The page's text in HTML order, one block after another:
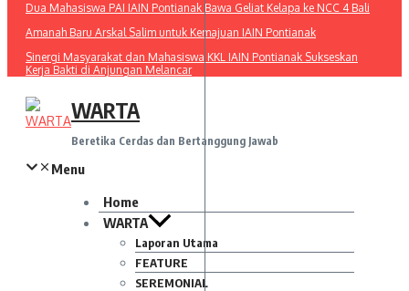
Dua Mahasiswa PAI IAIN Pontianak Bawa Geliat Kelapa ke NCC 4 Bali
Amanah Baru Arskal Salim untuk Kemajuan IAIN Pontianak
Sinergi Masyarakat dan Mahasiswa KKL IAIN Pontianak Sukseskan
Kerja Bakti di Anjungan Melancar
WARTA
Beretika Cerdas dan Bertanggung Jawab
Menu
Home
WARTA
Laporan Utama
FEATURE
SEREMONIAL